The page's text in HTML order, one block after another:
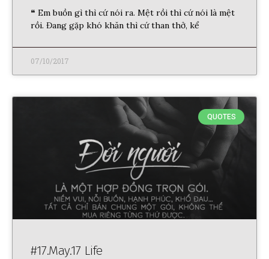
❝ Em buồn gì thì cứ nói ra. Mệt rồi thì cứ nói là mệt
rồi. Đang gặp khó khăn thì cứ than thở, kể
07/10/2017
QUOTES
#17.May.17 Life